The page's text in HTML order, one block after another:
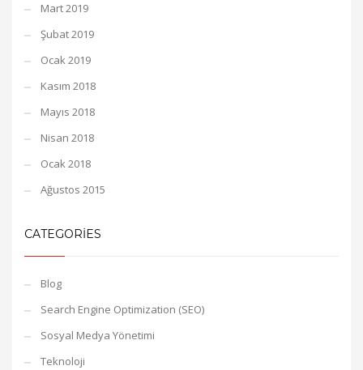
Mart 2019
Şubat 2019
Ocak 2019
Kasım 2018
Mayıs 2018
Nisan 2018
Ocak 2018
Ağustos 2015
CATEGORIES
Blog
Search Engine Optimization (SEO)
Sosyal Medya Yönetimi
Teknoloji